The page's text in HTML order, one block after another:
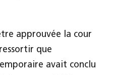
approuvée la cour
que
avait conclu